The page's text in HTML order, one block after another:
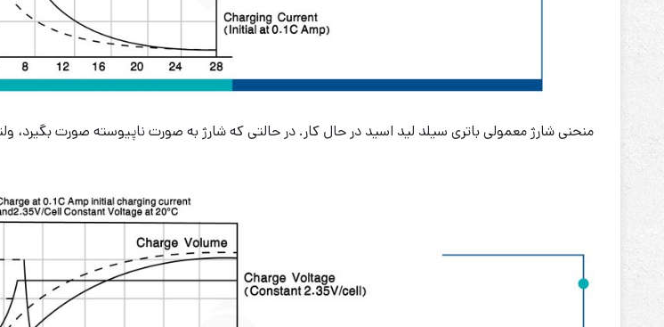
منحنی شارژ معمولی باتری سیلد لید اسید در حال کار. در حالتی که شارژ به صورت ناپیوسته صورت بگیرد،